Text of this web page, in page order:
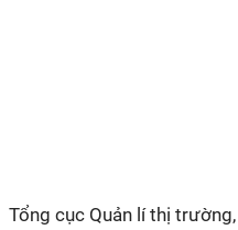
Tổng cục Quản lí thị